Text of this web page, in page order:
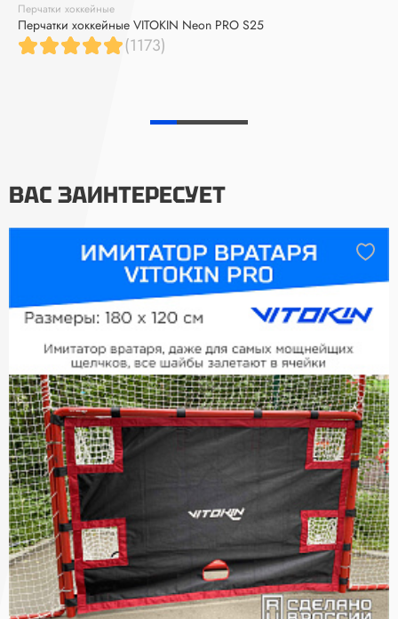
Перчатки хоккейные
Перчатки хоккейные VITOKIN Neon PRO S25
(1173)
ВАС ЗАИНТЕРЕСУЕТ